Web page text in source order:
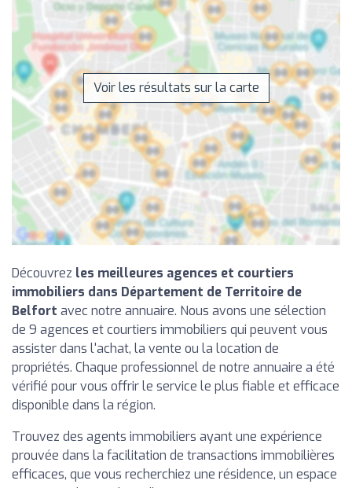
Voir les résultats sur la carte
Découvrez les meilleures agences et courtiers
immobiliers dans Département de Territoire de
Belfort avec notre annuaire. Nous avons une sélection
de 9 agences et courtiers immobiliers qui peuvent vous
assister dans l'achat, la vente ou la location de
propriétés. Chaque professionnel de notre annuaire a été
vérifié pour vous offrir le service le plus fiable et efficace
disponible dans la région.
Trouvez des agents immobiliers ayant une expérience
prouvée dans la facilitation de transactions immobilières
efficaces, que vous recherchiez une résidence, un espace